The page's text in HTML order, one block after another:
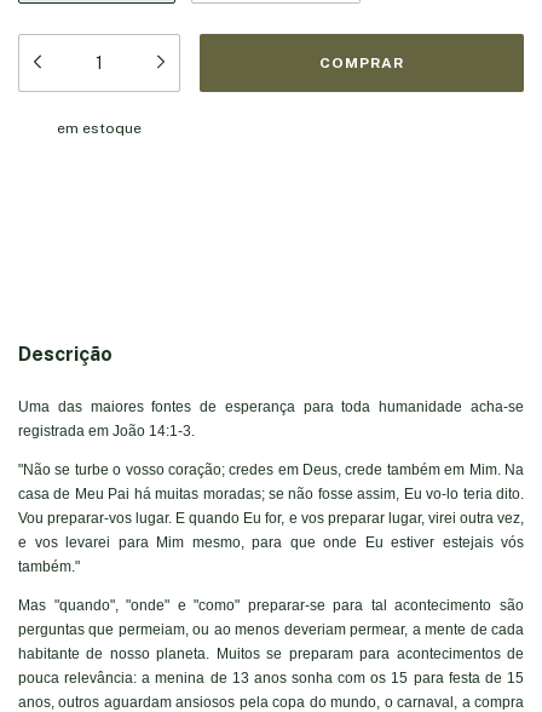
em estoque
Descrição
Uma das maiores fontes de esperança para toda humanidade acha-se
registrada em João 14:1-3.
"Não se turbe o vosso coração; credes em Deus, crede também em Mim. Na
casa de Meu Pai há muitas moradas; se não fosse assim, Eu vo-lo teria dito.
Vou preparar-vos lugar. E quando Eu for, e vos preparar lugar, virei outra vez,
e vos levarei para Mim mesmo, para que onde Eu estiver estejais vós
também."
Mas "quando", "onde" e "como" preparar-se para tal acontecimento são
perguntas que permeiam, ou ao menos deveriam permear, a mente de cada
habitante de nosso planeta. Muitos se preparam para acontecimentos de
pouca relevância: a menina de 13 anos sonha com os 15 para festa de 15
anos, outros aguardam ansiosos pela copa do mundo, o carnaval, a compra